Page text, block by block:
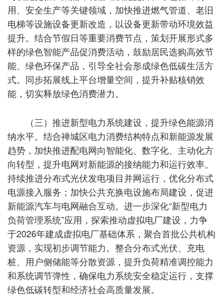
用、安全生产等关键领域，加快推进燃气管道、老旧
电梯等设施设备更新改造，以设备更新带动环境效益
提升。结合节假日等重要消费节点，策划开展形式多
样的绿色智能产品促消费活动，鼓励居民选购高效节
能、绿色环保产品，引导全社会形成绿色低碳生活方
式。同步拓展线上平台增量空间，提升补贴核销效
能，切实释放绿色消费潜力。
（三）推进新型电力系统建设，提升绿色能源消
纳水平。结合禅城区电力消费结构特点和新能源发展
趋势，加快推进配电网向智能化、数字化、主动化方
向转型，提升电网对新能源的接纳能力和运行效率。
持续推进分布式光伏发电项目并网运行，优化分布式
电源接入服务；加快公共充换电设施布局建设，促进
新能源汽车与电网融合互动。进一步深化“新型电力
负荷管理系统”应用，探索推动虚拟电厂建设，力争
于2026年建成虚拟电厂基础体系，聚合首批公共机构
资源，实现初步调节能力。整合分布式光伏、充电
桩、用户侧储能等分散资源，提升负荷精准调控能力
和系统调节弹性，确保电力系统安全稳定运行，支撑
绿色低碳转型和经济社会高质量发展。